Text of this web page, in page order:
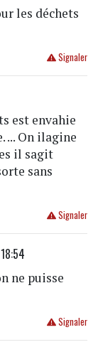
les déchets
Signaler
est envahie
... On ilagine
il sagit
sans
Signaler
ne puisse
Signaler